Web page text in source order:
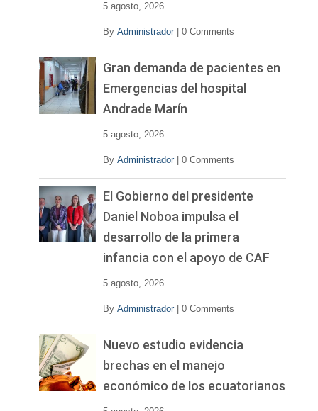
5 agosto, 2026
By Administrador 0 Comments
Gran demanda de pacientes en
Emergencias del hospital
Andrade Marín
5 agosto, 2026
By Administrador 0 Comments
El Gobierno del presidente
Daniel Noboa impulsa el
desarrollo de la primera
infancia con el apoyo de CAF
5 agosto, 2026
By Administrador 0 Comments
Nuevo estudio evidencia
brechas en el manejo
económico de los ecuatorianos